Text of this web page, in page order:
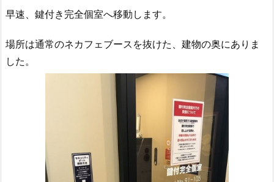
早速、鍵付き完全個室へ移動します。
場所は通常のネカフェブースを抜けた、建物の奥にありま
した。